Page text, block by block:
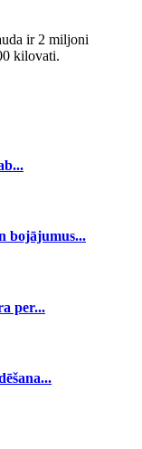
ir 2 miljoni
kilovati.
bojājumus...
per...